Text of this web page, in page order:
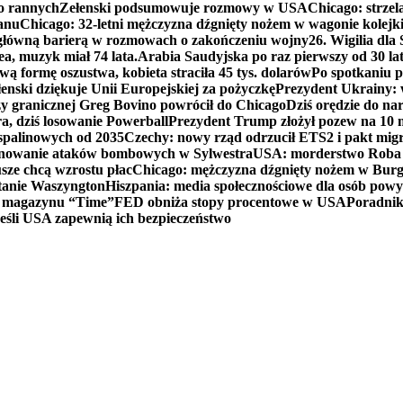
rannychZełenski podsumowuje rozmowy w USAChicago:
Chicago: 32-letni mężczyzna dźgnięty nożem w wagonie
barierą w rozmowach o zakończeniu wojny26. Wigilia dla
muzyk miał 74 lata.Arabia Saudyjska po raz pierwszy od 30
formę oszustwa, kobieta straciła 45 tys. dolarówPo spotkaniu
dziękuje Unii Europejskiej za pożyczkęPrezydent Ukrainy:
granicznej Greg Bovino powrócił do ChicagoDziś orędzie do
dziś losowanie PowerballPrezydent Trump złożył pozew na
od 2035Czechy: nowy rząd odrzucił ETS2 i pakt
ataków bombowych w SylwestraUSA: morderstwo Roba
chcą wzrostu płacChicago: mężczyzna dźgnięty nożem w
WaszyngtonHiszpania: media społecznościowe dla osób
“Time”FED obniża stopy procentowe w USA
USA zapewnią ich bezpieczeństwo